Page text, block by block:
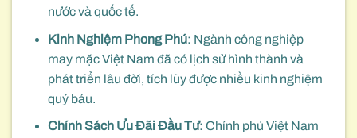
nước và quốc tế.
Kinh Nghiệm Phong Phú: Ngành công nghiệp
may mặc Việt Nam đã có lịch sử hình thành và
phát triển lâu đời, tích lũy được nhiều kinh nghiệm
quý báu.
Chính Sách Ưu Đãi Đầu Tư: Chính phủ Việt Nam